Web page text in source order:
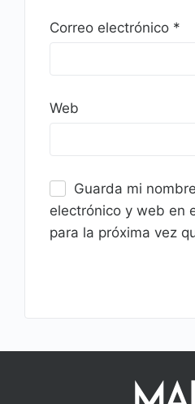
Correo electrónico *
Web
Guarda mi
electrónico y web en
para la próxima vez